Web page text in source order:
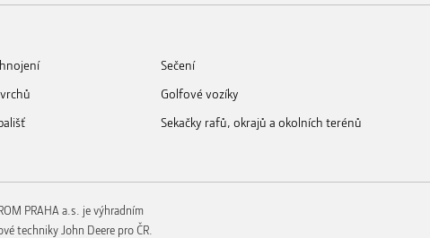
Sečení
Golfové vozíky
Sekačky rafů, okrajů a okolních terénů
PRAHA a.s. je výhradním
techniky John Deere pro ČR.